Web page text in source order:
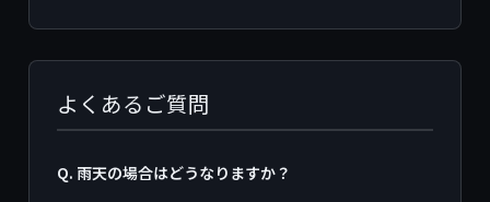
よくあるご質問
Q. 雨天の場合はどうなりますか？